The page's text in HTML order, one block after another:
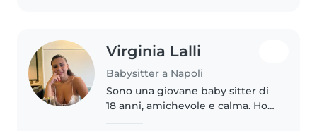
Virginia Lalli
Babysitter a Napoli
Sono una giovane baby sitter di
18 anni, amichevole e calma. Ho 1